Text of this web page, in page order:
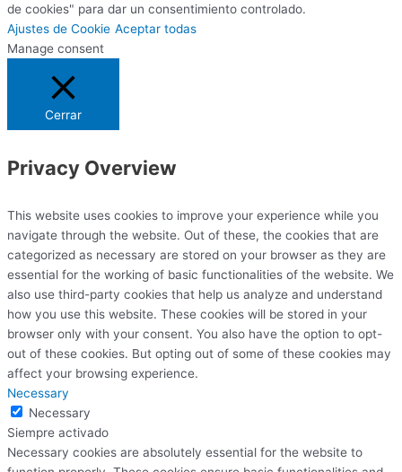
de cookies" para dar un consentimiento controlado.
Ajustes de Cookie Aceptar todas
Manage consent
Cerrar
Privacy Overview
This website uses cookies to improve your experience while you
navigate through the website. Out of these, the cookies that are
categorized as necessary are stored on your browser as they are
essential for the working of basic functionalities of the website. We
also use third-party cookies that help us analyze and understand
how you use this website. These cookies will be stored in your
browser only with your consent. You also have the option to opt-
out of these cookies. But opting out of some of these cookies may
affect your browsing experience.
Necessary
Necessary
Siempre activado
Necessary cookies are absolutely essential for the website to